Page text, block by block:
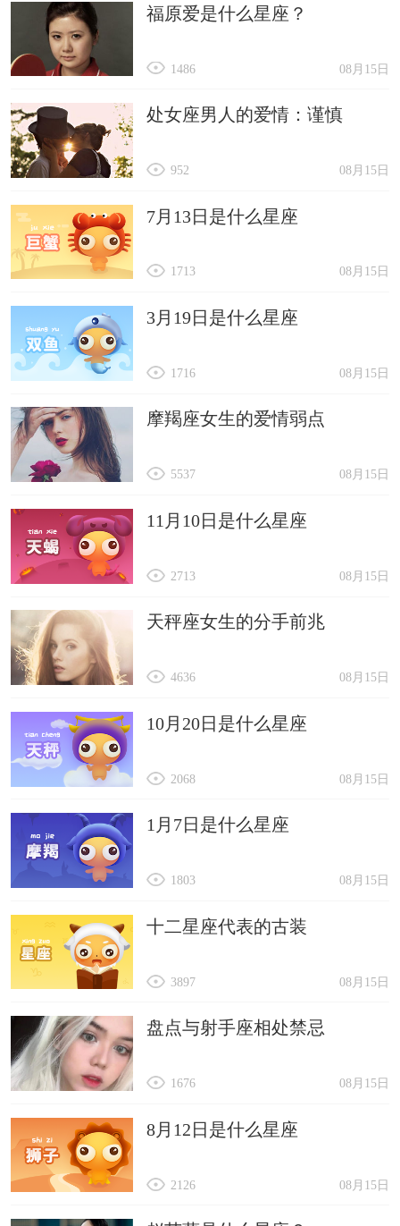
福原爱是什么星座？
08月15日
1486
处女座男人的爱情：谨慎
08月15日
952
7月13日是什么星座
08月15日
1713
3月19日是什么星座
08月15日
1716
摩羯座女生的爱情弱点
08月15日
5537
11月10日是什么星座
08月15日
2713
天秤座女生的分手前兆
08月15日
4636
10月20日是什么星座
08月15日
2068
1月7日是什么星座
08月15日
1803
十二星座代表的古装
08月15日
3897
盘点与射手座相处禁忌
08月15日
1676
8月12日是什么星座
08月15日
2126